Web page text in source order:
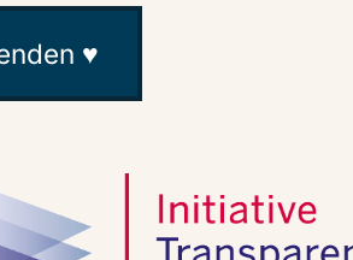
♥